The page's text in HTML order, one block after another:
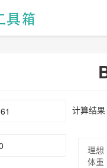
计算结果
理想
体重